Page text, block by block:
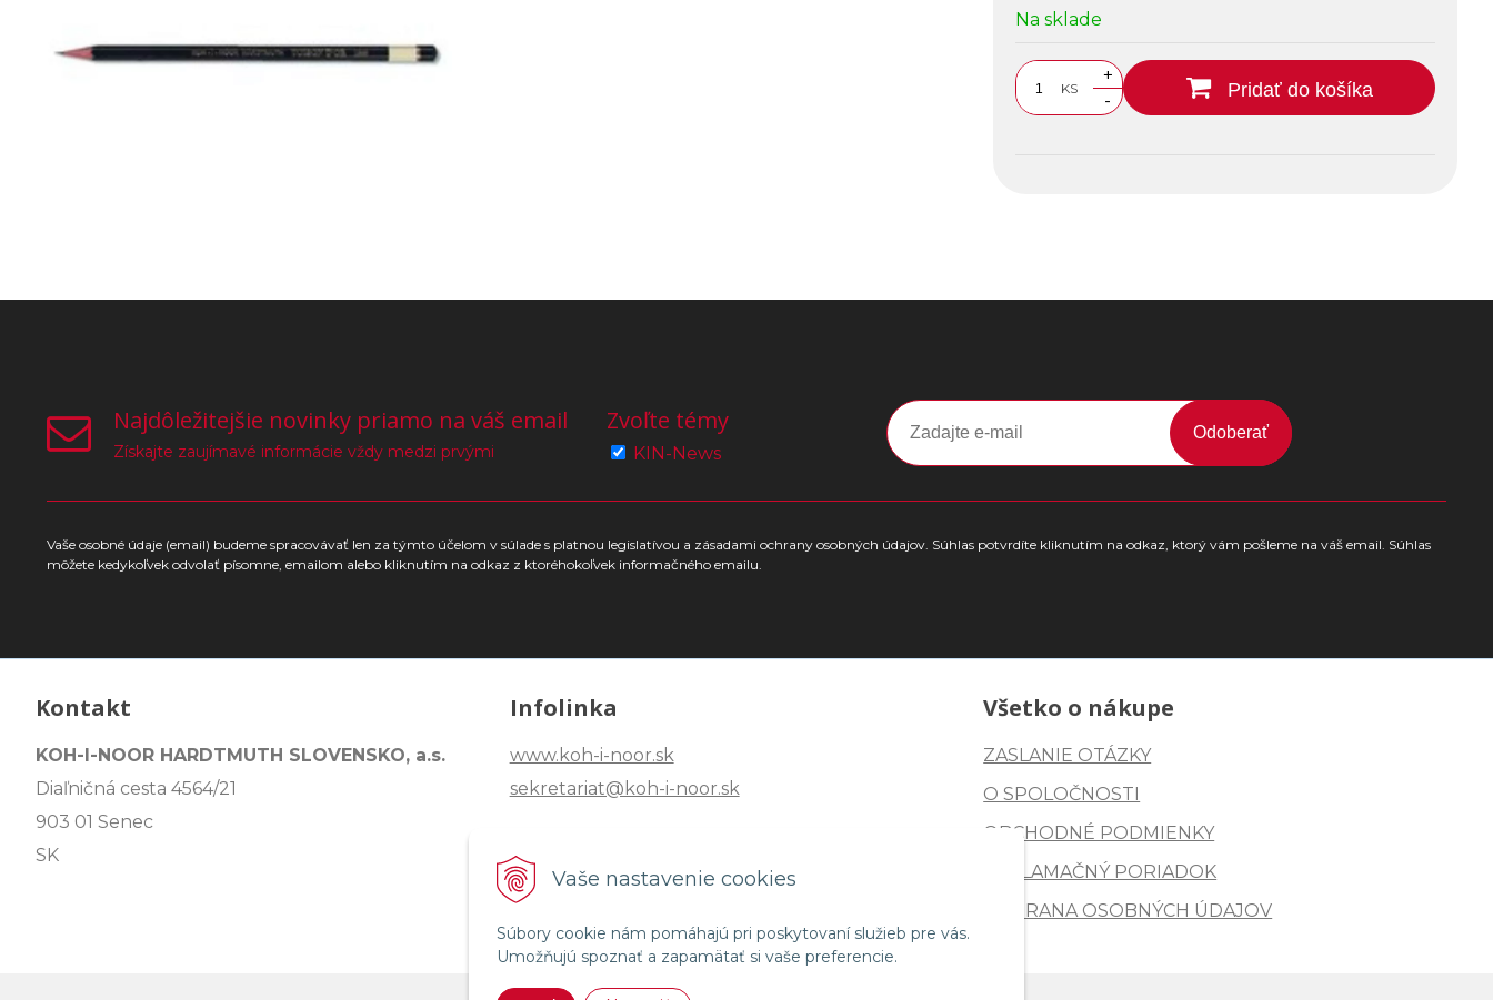
Vaše nastavenie cookies
Súbory cookie nám pomáhajú pri poskytovaní služieb pre vás.
Umožňujú spoznať a zapamätať si vaše preferencie.
Na sklade
KS
+
-
Pridať do košíka
Najdôležitejšie novinky priamo na váš email
Získajte zaujímavé informácie vždy medzi prvými
Zvoľte témy
KIN-News
Odoberať
Vaše osobné údaje (email) budeme spracovávať len za týmto účelom v súlade s platnou legislatívou a zásadami ochrany osobných údajov. Súhlas potvrdíte kliknutím na odkaz, ktorý vám pošleme na váš email. Súhlas
môžete kedykoľvek odvolať písomne, emailom alebo kliknutím na odkaz z ktoréhokoľvek informačného emailu.
Kontakt
KOH-I-NOOR HARDTMUTH SLOVENSKO, a.s.
Diaľničná cesta 4564/21
903 01 Senec
SK
Infolinka
www.koh-i-noor.sk
sekretariat@koh-i-noor.sk
Tel: +421 2 40252101
Fax: +421 2 44872870
Všetko o nákupe
ZASLANIE OTÁZKY
O SPOLOČNOSTI
OBCHODNÉ PODMIENKY
REKLAMAČNÝ PORIADOK
OCHRANA OSOBNÝCH ÚDAJOV